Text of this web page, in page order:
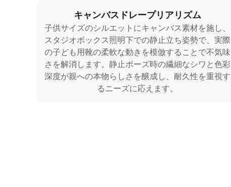
キャンバスドレープリアリズム
子供サイズのシルエットにキャンバス素材を施し、
スタジオボックス照明下での静止立ち姿勢で、実際
の子ども用靴の柔軟な動きを模倣することで不気味
さを解消します。静止ポーズ時の繊細なシワと色彩
深度が親への本物らしさを醸成し、耐久性を重視す
るニーズに応えます。